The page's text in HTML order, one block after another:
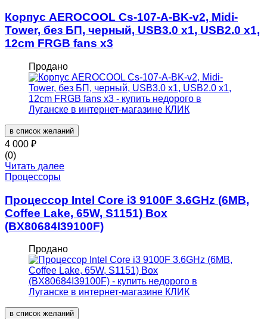
Корпус AEROCOOL Cs-107-A-BK-v2, Midi-
Tower, без БП, черный, USB3.0 x1, USB2.0 x1,
12cm FRGB fans x3
Продано
в список желаний
4 000 ₽
(0)
Читать далее
Процессоры
Процессор Intel Core i3 9100F 3.6GHz (6MB,
Coffee Lake, 65W, S1151) Box
(BX80684I39100F)
Продано
в список желаний